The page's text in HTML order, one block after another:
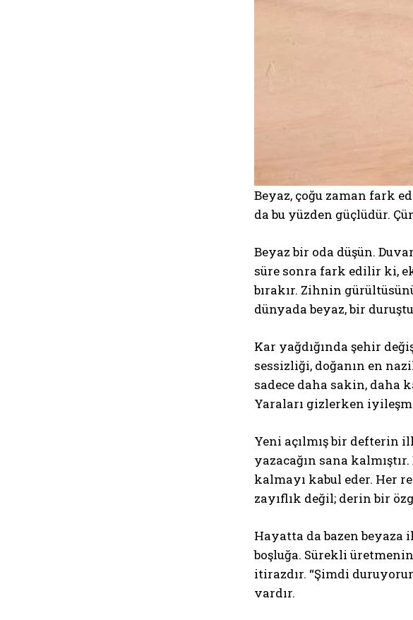
Beyaz, çoğu zaman fark
da bu yüzden güçlüdür.
Beyaz bir oda düşün.
süre sonra fark edilir ki,
bırakır. Zihnin
dünyada beyaz, bir
Kar yağdığında şehir
sessizliği, doğanın en
sadece daha sakin, daha
Yaraları gizlerken
Yeni açılmış bir defterin
yazacağın sana
kalmayı kabul eder. Her
zayıflık değil; derin bir
Hayatta da bazen
boşluğa. Sürekli
itirazdır. “Şimdi
vardır.